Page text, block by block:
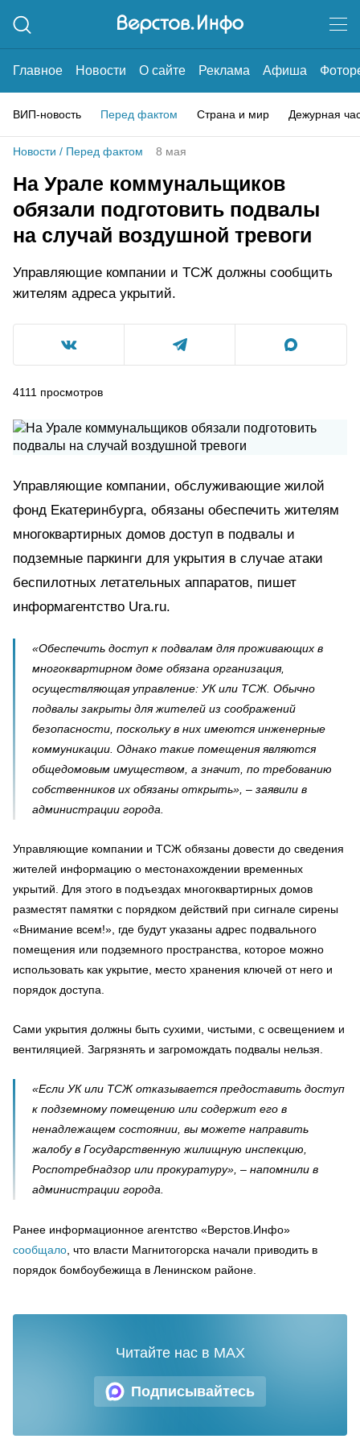
Главное Новости О сайте Реклама Афиша
ВИП-новость Перед фактом Страна и мир Дежурная
Новости / Перед фактом 8 мая
На Урале коммунальщиков
обязали подготовить подвалы
на случай воздушной тревоги
Управляющие компании и ТСЖ должны сообщить
жителям адреса укрытий.
4111 просмотров
Управляющие компании, обслуживающие жилой
фонд Екатеринбурга, обязаны обеспечить жителям
многоквартирных домов доступ в подвалы и
подземные паркинги для укрытия в случае атаки
беспилотных летательных аппаратов, пишет
информагентство Ura.ru.
«Обеспечить доступ к подвалам для проживающих в
многоквартирном доме обязана организация,
осуществляющая управление: УК или ТСЖ. Обычно
подвалы закрыты для жителей из соображений
безопасности, поскольку в них имеются инженерные
коммуникации. Однако такие помещения являются
общедомовым имуществом, а значит, по требованию
собственников их обязаны открыть», – заявили в
администрации города.
Управляющие компании и ТСЖ обязаны довести до сведения
жителей информацию о местонахождении временных
укрытий. Для этого в подъездах многоквартирных домов
разместят памятки с порядком действий при сигнале сирены
«Внимание всем!», где будут указаны адрес подвального
помещения или подземного пространства, которое можно
использовать как укрытие, место хранения ключей от него и
порядок доступа.
Сами укрытия должны быть сухими, чистыми, с освещением и
вентиляцией. Загрязнять и загромождать подвалы нельзя.
«Если УК или ТСЖ отказывается предоставить доступ
к подземному помещению или содержит его в
ненадлежащем состоянии, вы можете направить
жалобу в Государственную жилищную инспекцию,
Роспотребнадзор или прокуратуру», – напомнили в
администрации города.
Ранее информационное агентство «Верстов.Инфо»
сообщало , что власти Магнитогорска начали приводить в
порядок бомбоубежища в Ленинском районе.
Подписывайтесь
Читайте нас в MAX